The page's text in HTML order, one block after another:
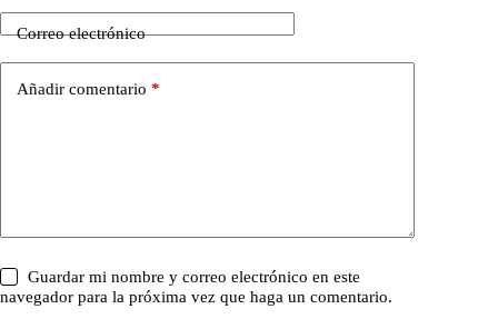
Correo electrónico
Añadir comentario *
Guardar mi nombre y correo electrónico en este
navegador para la próxima vez que haga un comentario.